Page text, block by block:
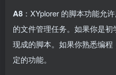
A8 ：XYplorer 的脚本功能允
的文件管理任务。如果你是
现成的脚本。如果你熟悉编
定的功能。